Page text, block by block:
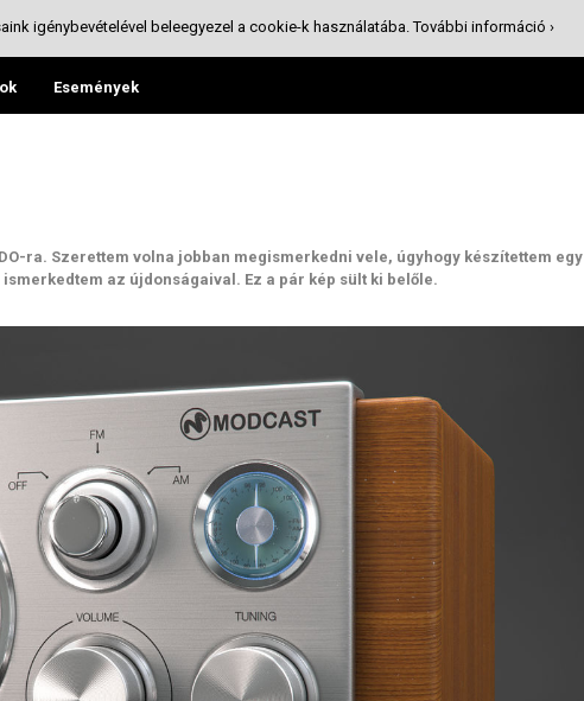
Események
ra. Szerettem volna jobban megismerkedni vele, úgyhogy készítettem egy
az újdonságaival. Ez a pár kép sült ki belőle.
igénybevételével beleegyezel a cookie-k használatába.További információ ›